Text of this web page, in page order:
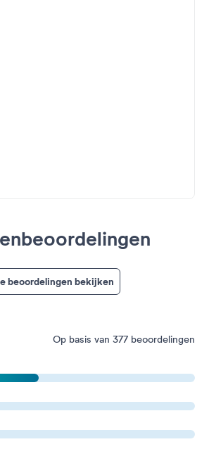
Op basis van 377 beoordelingen
beoordelingen bekijken